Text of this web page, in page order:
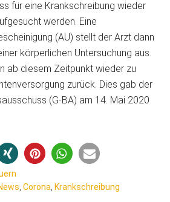
für eine Krankschreibung wieder
werden. Eine
(AU) stellt der Arzt dann
körperlichen Untersuchung aus.
ab diesem Zeitpunkt wieder zu
zurück. Dies gab der
(G-BA) am 14. Mai 2020
,Corona, Krankschreibung